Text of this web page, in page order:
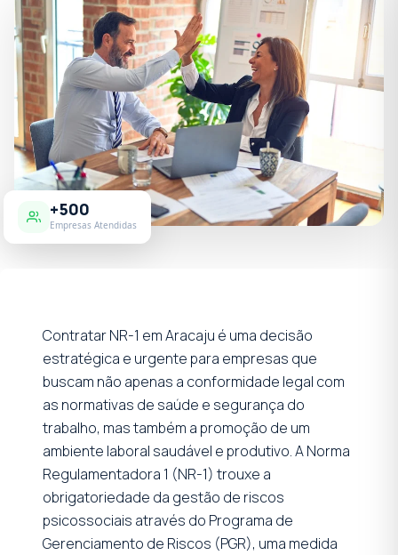
+500
Empresas Atendidas
Contratar NR-1 em Aracaju é uma decisão
estratégica e urgente para empresas que
buscam não apenas a conformidade legal com
as normativas de saúde e segurança do
trabalho, mas também a promoção de um
ambiente laboral saudável e produtivo. A Norma
Regulamentadora 1 (NR-1) trouxe a
obrigatoriedade da gestão de riscos
psicossociais através do Programa de
Gerenciamento de Riscos (PGR), uma medida